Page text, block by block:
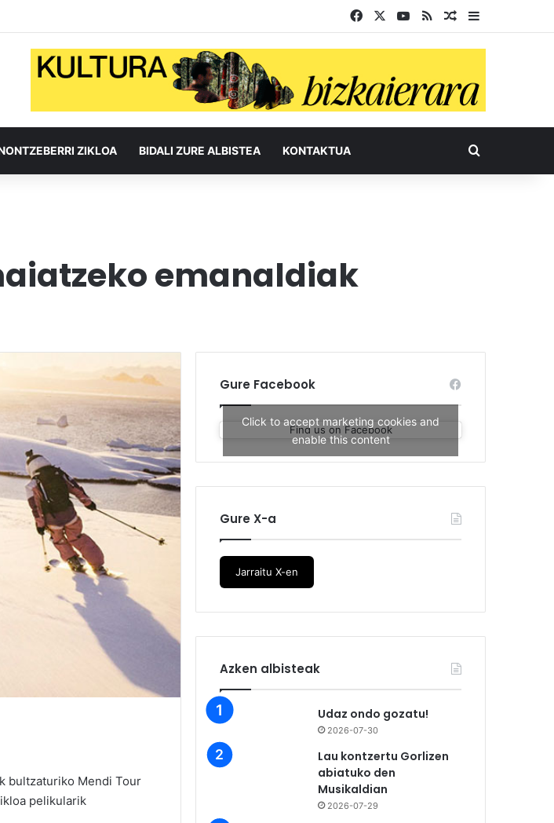
Facebook YouTube
RSS Ausazko
ZIKLOA BIDALI ZURE ALBISTEA KONTAKTUA Bilatu
emanaldiak
bultzaturiko Mendi Tour
pelikularik
Gure Facebook
Find us on Facebook
Click to accept marketing cookies and
enable this content
Gure X-a
Jarraitu X-en
Azken albisteak
Udaz ondo gozatu!
2026-07-30
Lau kontzertu Gorlizen
abiatuko den
Musikaldian
2026-07-29